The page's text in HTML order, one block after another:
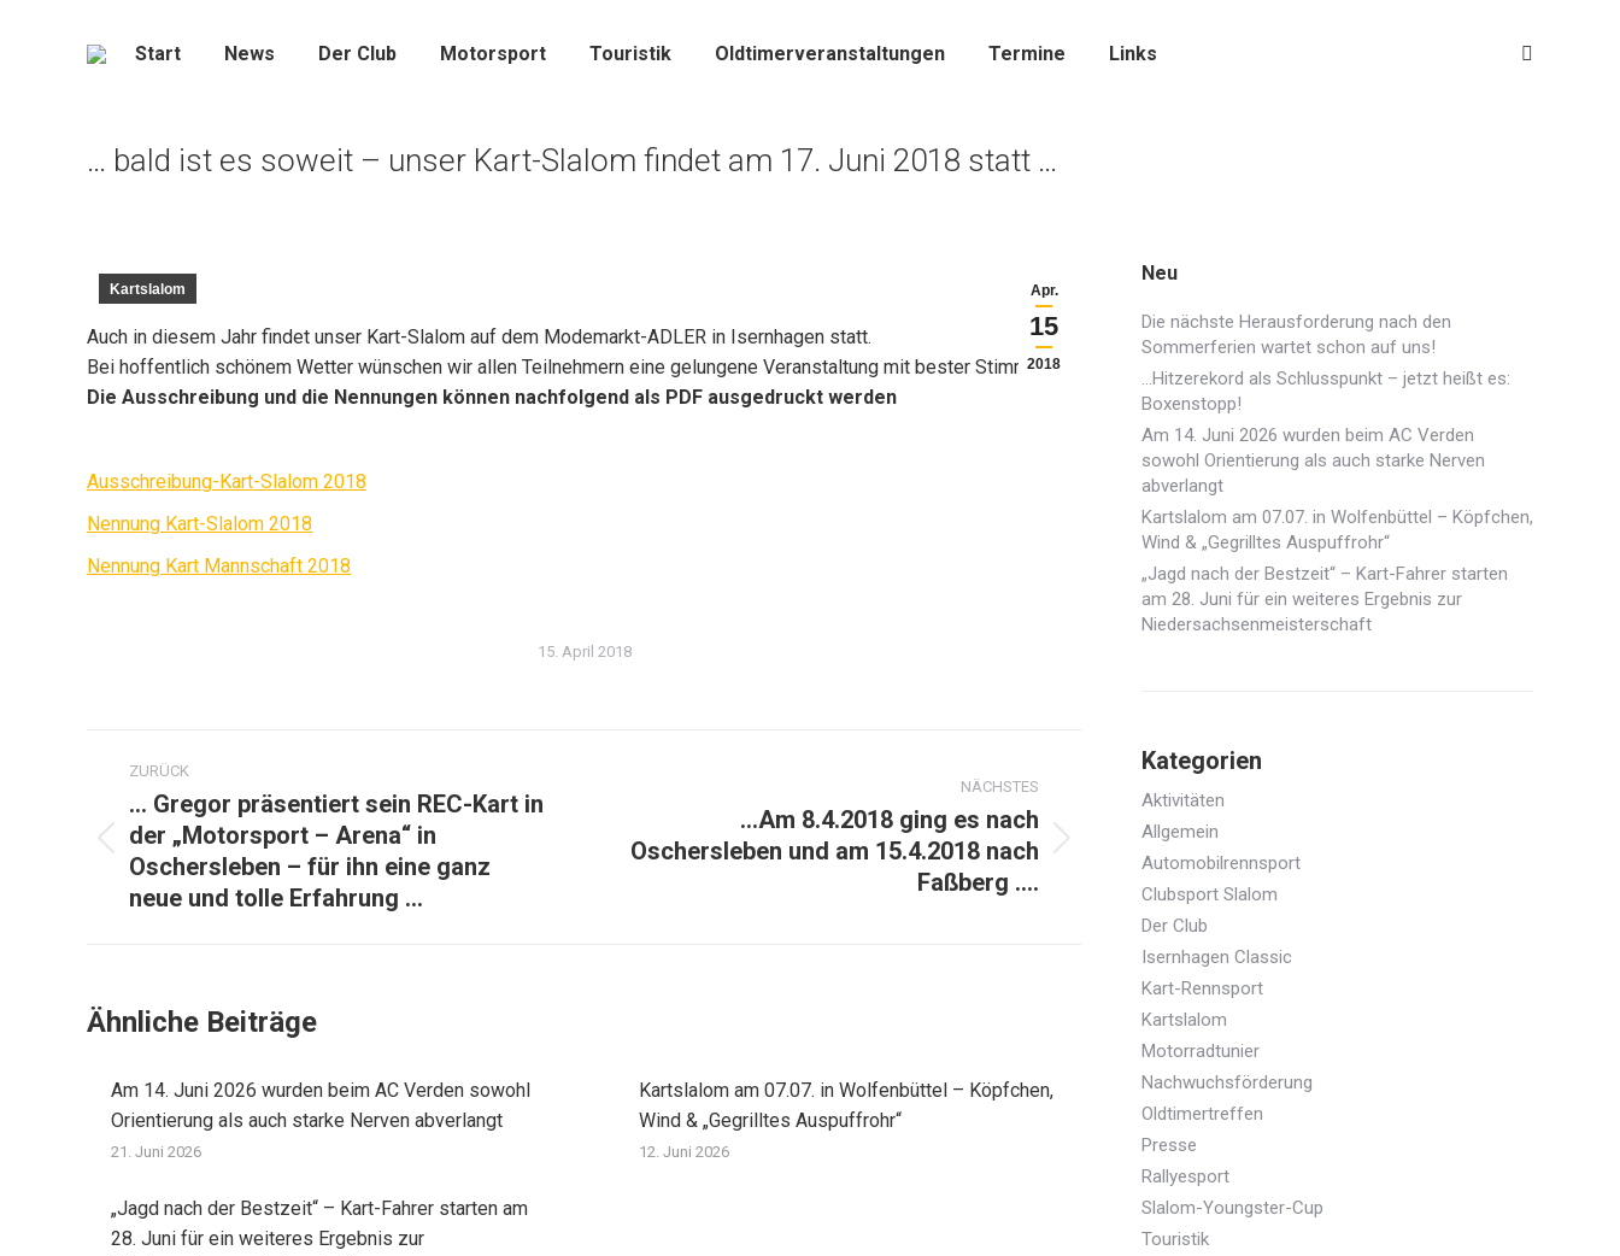
Start News Der Club Motorsport Touristik Oldtimerveranstaltungen Termine Links Search:
… bald ist es soweit – unser Kart-Slalom findet am 17. Juni 2018 statt …
Apr.
15
2018
Kartslalom
Auch in diesem Jahr findet unser Kart-Slalom auf dem Modemarkt-ADLER in Isernhagen statt.
Bei hoffentlich schönem Wetter wünschen wir allen Teilnehmern eine gelungene Veranstaltung mit bester Stimmung.
Die Ausschreibung und die Nennungen können nachfolgend als PDF ausgedruckt werden
Ausschreibung-Kart-Slalom 2018
Nennung Kart-Slalom 2018
Nennung Kart Mannschaft 2018
15. April 2018
Kommentarnavigation
ZURÜCK
Vorheriger
Beitrag:
… Gregor präsentiert sein REC-Kart in
der „Motorsport – Arena“ in
Oschersleben – für ihn eine ganz
neue und tolle Erfahrung …
NÄCHSTES
Nächster
…Am 8.4.2018 ging es nach
Oschersleben und am 15.4.2018 nach
Faßberg ….
Ähnliche Beiträge
Am 14. Juni 2026 wurden beim AC Verden sowohl
Orientierung als auch starke Nerven abverlangt
21. Juni 2026
Kartslalom am 07.07. in Wolfenbüttel – Köpfchen,
Wind & „Gegrilltes Auspuffrohr“
12. Juni 2026
„Jagd nach der Bestzeit“ – Kart-Fahrer starten am
28. Juni für ein weiteres Ergebnis zur
Neu
Die nächste Herausforderung nach den
Sommerferien wartet schon auf uns!
…Hitzerekord als Schlusspunkt – jetzt heißt es:
Boxenstopp!
Am 14. Juni 2026 wurden beim AC Verden
sowohl Orientierung als auch starke Nerven
abverlangt
Kartslalom am 07.07. in Wolfenbüttel – Köpfchen,
Wind & „Gegrilltes Auspuffrohr“
„Jagd nach der Bestzeit“ – Kart-Fahrer starten
am 28. Juni für ein weiteres Ergebnis zur
Niedersachsenmeisterschaft
Kategorien
Aktivitäten
Allgemein
Automobilrennsport
Clubsport Slalom
Der Club
Isernhagen Classic
Kart-Rennsport
Kartslalom
Motorradtunier
Nachwuchsförderung
Oldtimertreffen
Presse
Rallyesport
Slalom-Youngster-Cup
Touristik